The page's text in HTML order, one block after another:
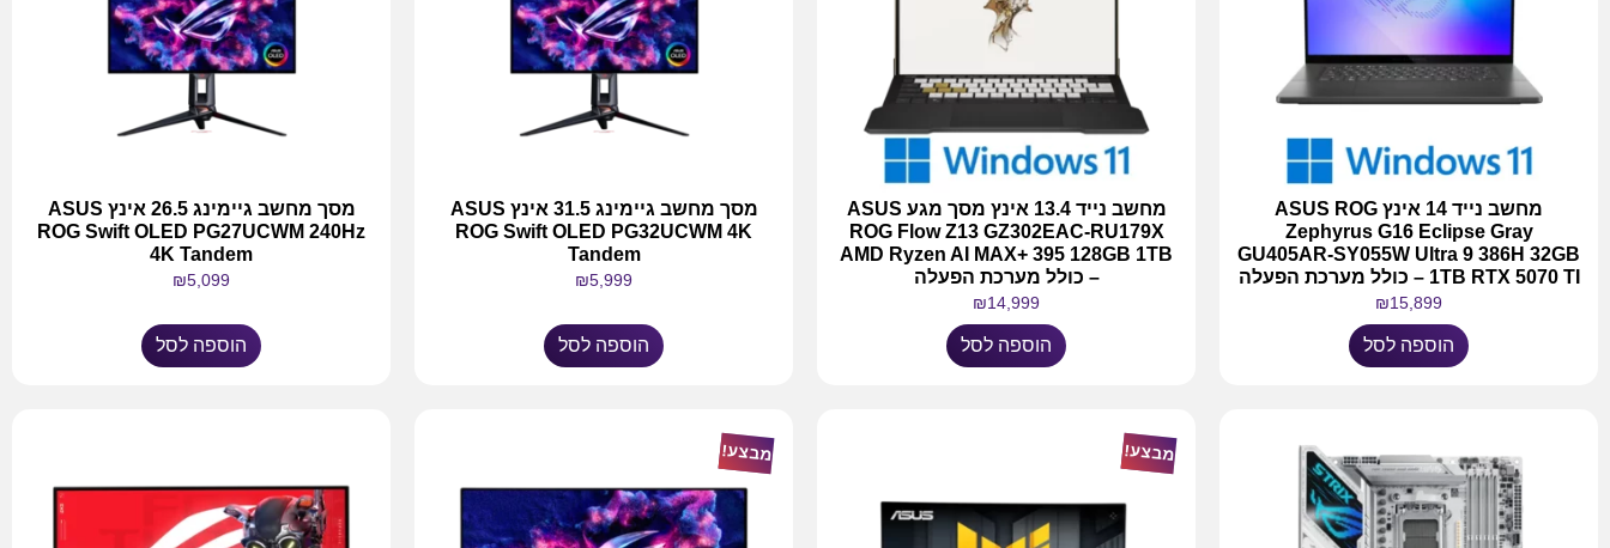
מחשב נייד 14 אינץ ASUS ROG
Zephyrus G16 Eclipse Gray
GU405AR-SY055W Ultra 9 386H 32GB
1TB RTX 5070 TI – כולל מערכת הפעלה
₪15,899
הוספה לסל
מחשב נייד 13.4 אינץ מסך מגע ASUS
ROG Flow Z13 GZ302EAC-RU179X
AMD Ryzen AI MAX+ 395 128GB 1TB
– כולל מערכת הפעלה
₪14,999
הוספה לסל
מסך מחשב גיימינג 31.5 אינץ ASUS
ROG Swift OLED PG32UCWM 4K
Tandem
₪5,999
הוספה לסל
מסך מחשב גיימינג 26.5 אינץ ASUS
ROG Swift OLED PG27UCWM 240Hz
4K Tandem
₪5,099
הוספה לסל
מבצע! מבצע!